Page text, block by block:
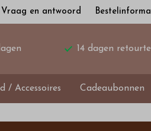
Vraag en antwoord
14 dagen
/ Accessoires Cadeaubonnen